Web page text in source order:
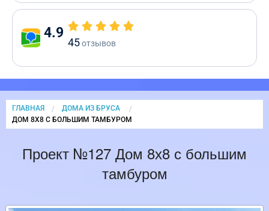
4.9
45отзывов
ГЛАВНАЯ
ДОМА ИЗ БРУСА
CURRENT:
ДОМ 8Х8 С БОЛЬШИМ ТАМБУРОМ
Проект №127 Дом 8х8 с большим
тамбуром